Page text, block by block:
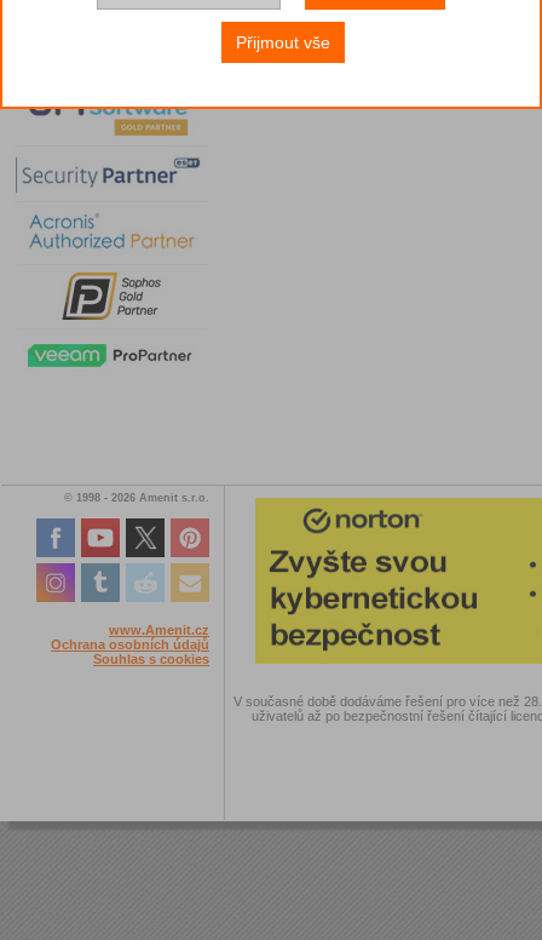
© 1998 - 2026 Amenit s.r.o.
www.Amenit.cz
Ochrana osobních údajů
Souhlas s cookies
V současné době dodáváme řešení pro více než
uživatelů až po bezpečnostní řešení čítající
Přijmout vše